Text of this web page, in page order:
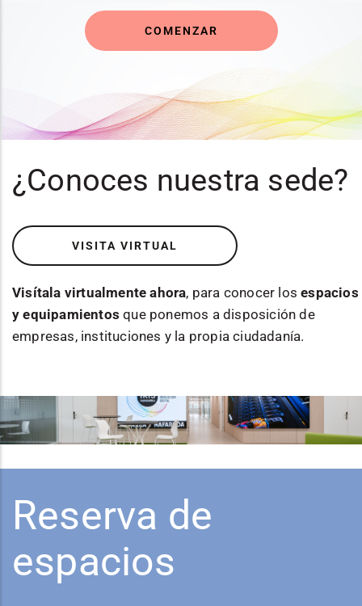
COMENZAR
¿Conoces nuestra sede?
VISITA VIRTUAL
Visítala virtualmente ahora, para conocer losespacios
y equipamientos que ponemos a disposición de
empresas, instituciones y la propia ciudadanía.
Reserva de
espacios